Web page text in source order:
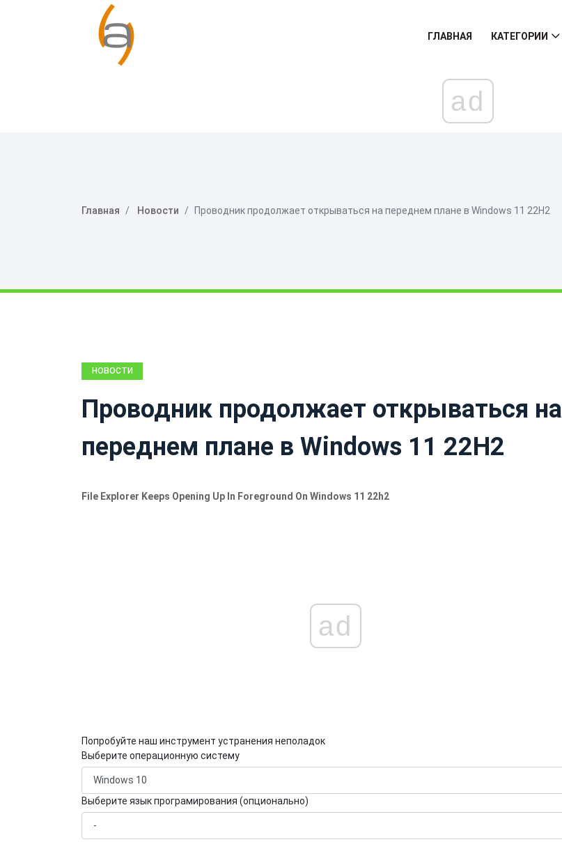
ГЛАВНАЯ КАТЕГОРИИ
ad
Главная Новости Проводник продолжает открываться на переднем плане в Windows 11 22H2
НОВОСТИ
Проводник продолжает открываться на
переднем плане в Windows 11 22H2
File Explorer Keeps Opening Up In Foreground On Windows 11 22h2
ad
Попробуйте наш инструмент устранения неполадок
Выберите операционную систему
Выберите язык програмирования (опционально)